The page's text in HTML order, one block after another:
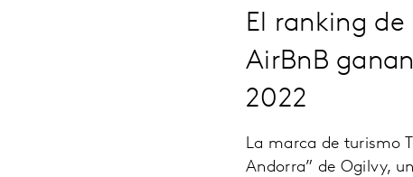
El ranking
AirBnB
2022
La marca de turismo
Andorra” de Ogilvy,